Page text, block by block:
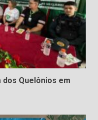
dos Quelônios em